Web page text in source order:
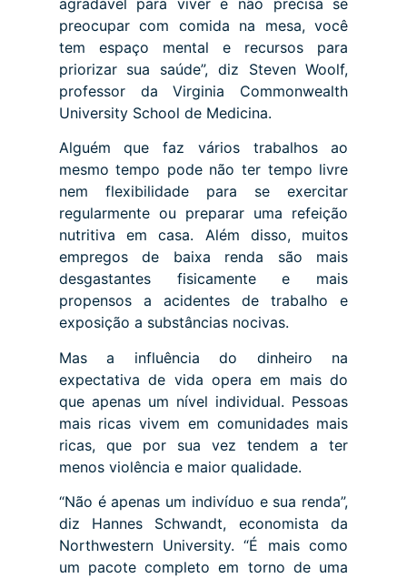
agradável para viver e não precisa se
preocupar com comida na mesa, você
tem espaço mental e recursos para
priorizar sua saúde”, diz Steven Woolf,
professor da Virginia Commonwealth
University School de Medicina.
Alguém que faz vários trabalhos ao
mesmo tempo pode não ter tempo livre
nem flexibilidade para se exercitar
regularmente ou preparar uma refeição
nutritiva em casa. Além disso, muitos
empregos de baixa renda são mais
desgastantes fisicamente e mais
propensos a acidentes de trabalho e
exposição a substâncias nocivas.
Mas a influência do dinheiro na
expectativa de vida opera em mais do
que apenas um nível individual. Pessoas
mais ricas vivem em comunidades mais
ricas, que por sua vez tendem a ter
menos violência e maior qualidade.
“Não é apenas um indivíduo e sua renda”,
diz Hannes Schwandt, economista da
Northwestern University. “É mais como
um pacote completo em torno de uma